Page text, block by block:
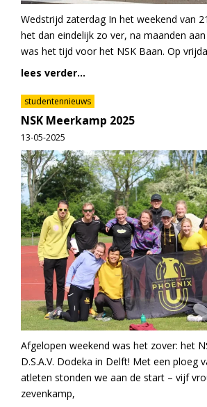
Wedstrijd zaterdag In het weekend van
het dan eindelijk zo ver, na maanden
was het tijd voor het NSK Baan. Op
lees verder...
studentennieuws
NSK Meerkamp 2025
13-05-2025
Afgelopen weekend was het zover: het
D.S.A.V. Dodeka in Delft! Met een ploeg
atleten stonden we aan de start – vijf
zevenkamp,